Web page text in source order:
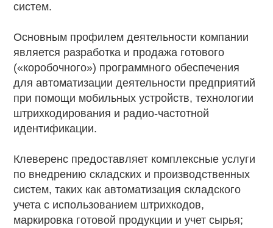
систем.
Основным профилем деятельности компании
является разработка и продажа готового
(«коробочного») программного обеспечения
для автоматизации деятельности предприятий
при помощи мобильных устройств, технологии
штрихкодирования и радио-частотной
идентификации.
Клеверенс предоставляет комплексные услуги
по внедрению складских и производственных
систем, таких как автоматизация складского
учета с использованием штрихкодов,
маркировка готовой продукции и учет сырья;